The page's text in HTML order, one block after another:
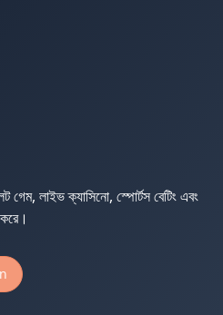
গেম, লাইভ ক্যাসিনো, স্পোর্টস বেটিং এবং